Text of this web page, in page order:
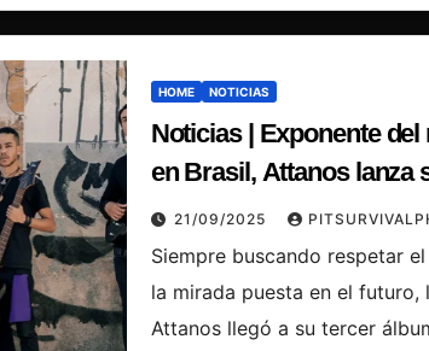
HOME NOTICIAS
Noticias | Exponente
en Brasil, Attanos lanza
“Oedipus Rex”
21/09/2025
Siempre buscando respetar
la mirada puesta en el futuro,
Attanos llegó a su tercer